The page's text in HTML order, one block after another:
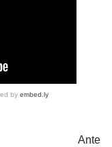
Ante